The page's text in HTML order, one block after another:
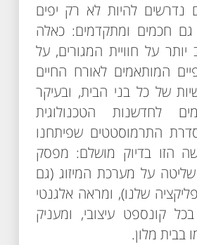
נדרשים להיות לא רק יפים
גם חכמים ומתקדמים: כאלה
על חוויית המגורים, על
המותאמים לאורח החיים
של כל בני הבית, ובעיקר
לחדשנות הטכנולוגית
התרמוסטטים שפיתחנו
הזו בדיוק מושלם: מפסק
על מערכת המיזוג (גם
שלנו), ומראה אלגנטי
קונספט עיצובי, ומעניק
מלון.